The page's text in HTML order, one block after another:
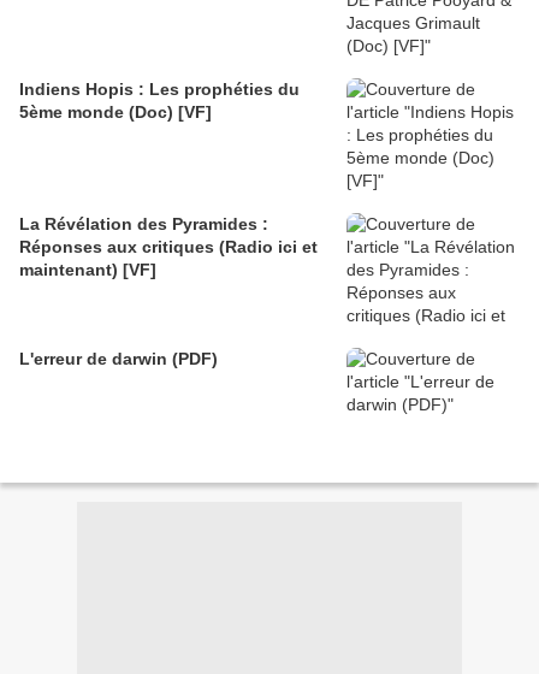
Indiens Hopis : Les prophéties du
5ème monde (Doc) [VF]
La Révélation des Pyramides :
Réponses aux critiques (Radio ici et
maintenant) [VF]
L'erreur de darwin (PDF)